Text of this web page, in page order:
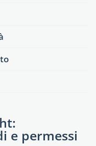
e permessi